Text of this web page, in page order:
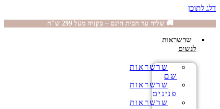
דלג לתוכן
🚚 שליח עד הבית חינם – בקניה מעל 299 ש"ח
שרשראות
לנשים
שרשראות
שם
שרשראות
פנינים
שרשראות